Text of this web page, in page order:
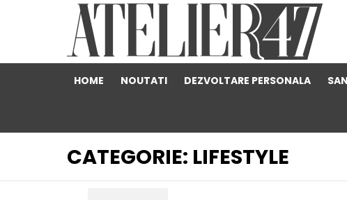
HOME NOUTATI DEZVOLTARE PERSONALA
CATEGORIE: LIFESTYLE